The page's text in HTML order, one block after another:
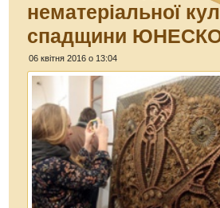
нематеріальної
спадщини
06 квітня 2016 о 13:04